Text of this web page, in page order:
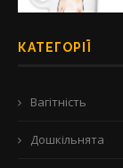
КАТЕГОРІЇ
Вагітність
Дошкільнята